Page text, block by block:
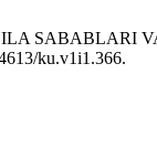
SABABLARI
ku.v1i1.366.